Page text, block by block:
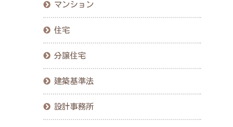
マンション
住宅
分譲住宅
建築基準法
設計事務所